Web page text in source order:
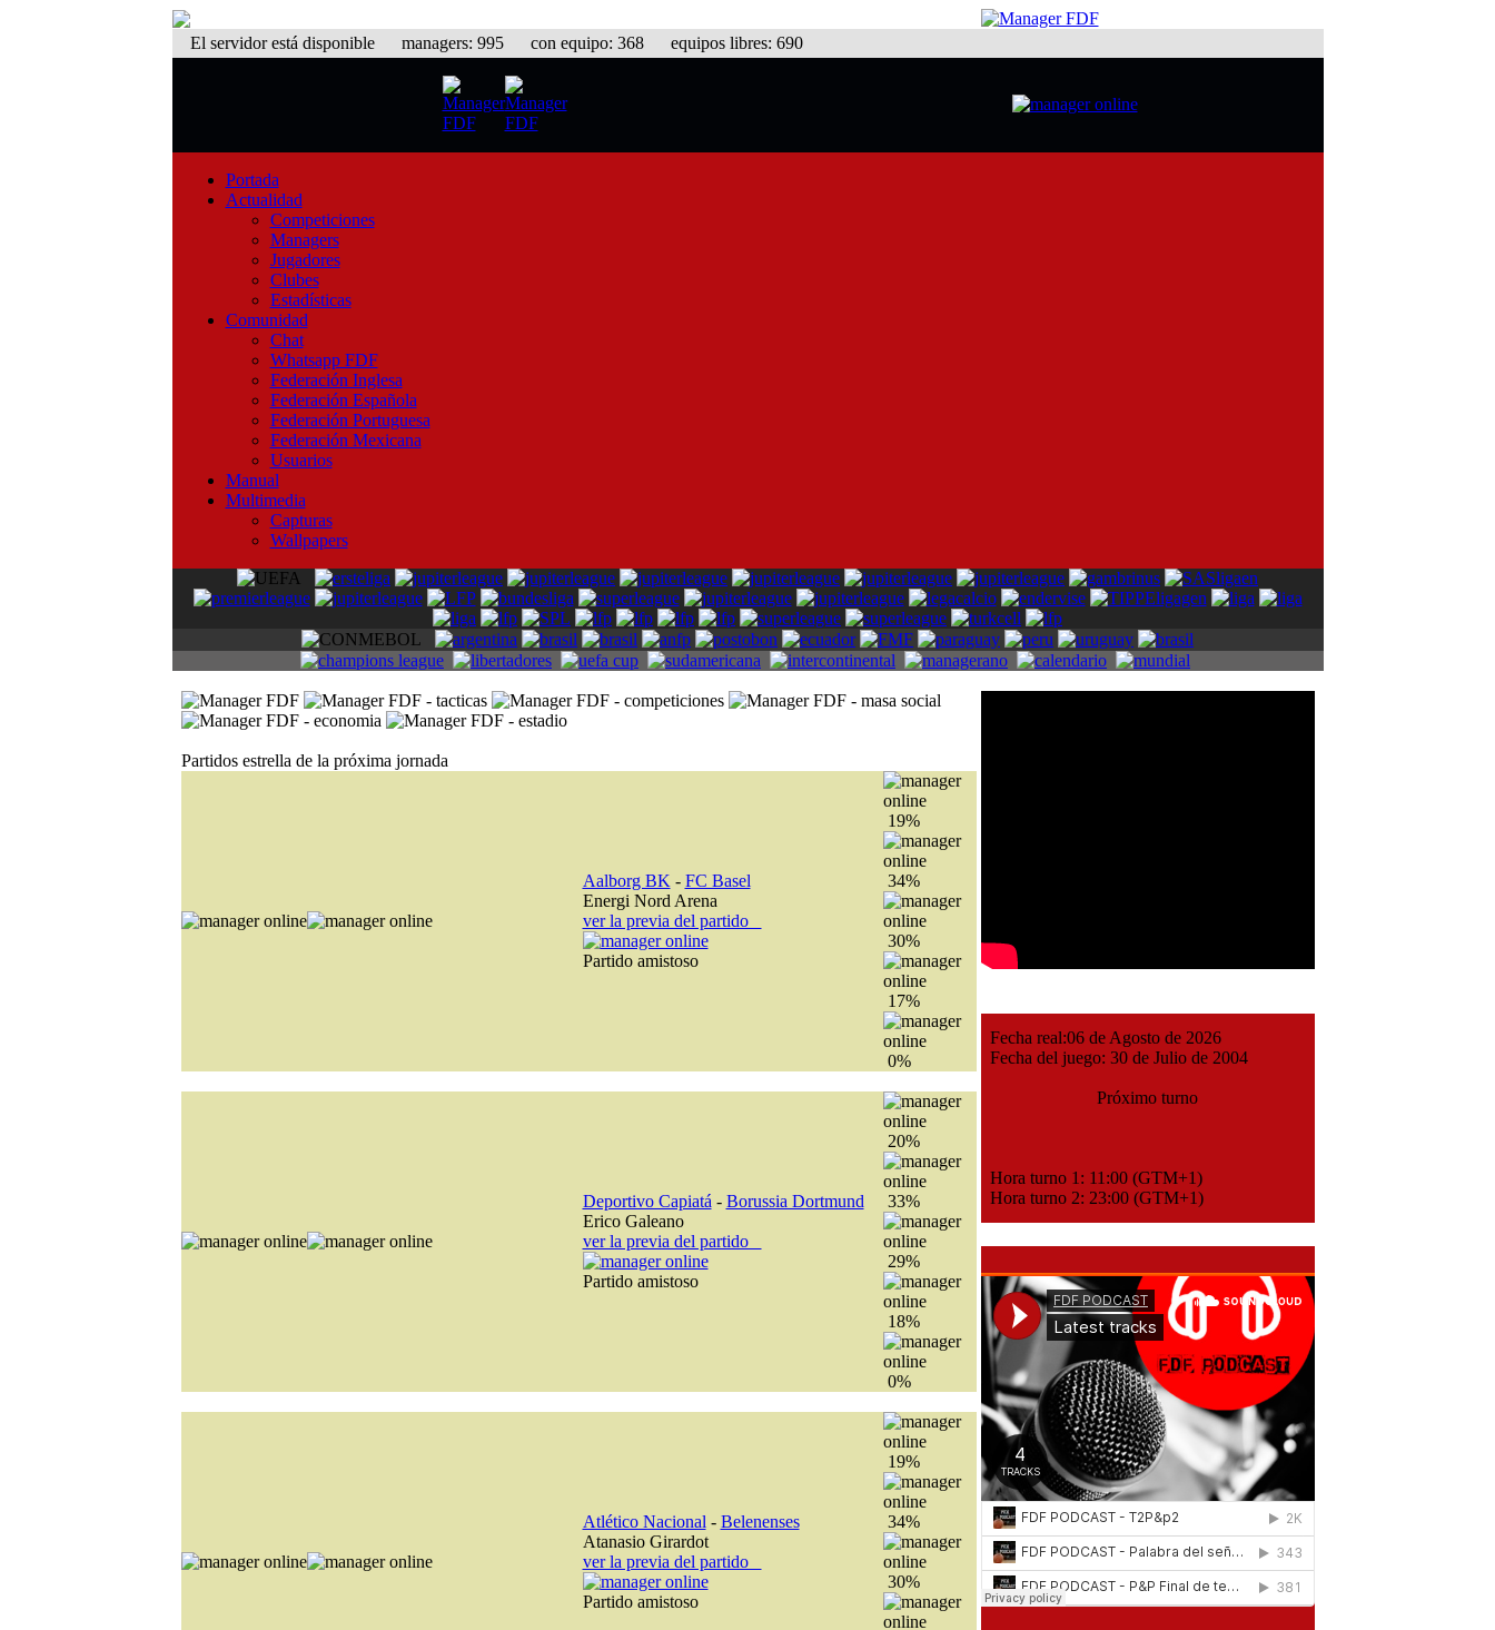
El servidor está disponiblemanagers: 995 con equipo: 368 equipos libres: 690
Portada
Actualidad
Competiciones
Managers
Jugadores
Clubes
Estadísticas
Comunidad
Chat
Whatsapp FDF
Federación Inglesa
Federación Española
Federación Portuguesa
Federación Mexicana
Usuarios
Manual
Multimedia
Capturas
Wallpapers
Partidos estrella de la próxima jornada
Aalborg BK - FC Basel
Energi Nord Arena
ver la previa del partido
Partido amistoso
19%
34%
30%
17%
0%
Deportivo Capiatá - Borussia Dortmund
Erico Galeano
ver la previa del partido
Partido amistoso
20%
33%
29%
18%
0%
Atlético Nacional - Belenenses
Atanasio Girardot
ver la previa del partido
Partido amistoso
19%
34%
30%
Fecha real:06 de Agosto de 2026
Fecha del juego: 30 de Julio de 2004
Próximo turno
Hora turno 1: 11:00 (GTM+1)
Hora turno 2: 23:00 (GTM+1)